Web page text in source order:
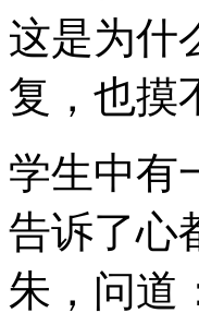
这是为什
复，也摸
学生中有
告诉了心
朱，问道